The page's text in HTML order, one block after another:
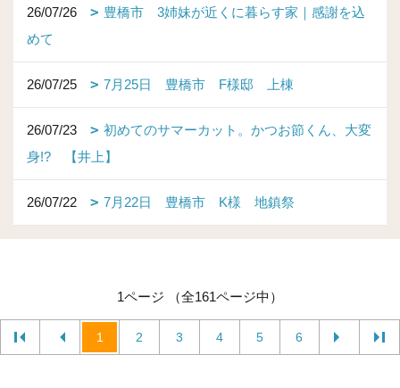
26/07/26
豊橋市 3姉妹が近くに暮らす家｜感謝を込
めて
26/07/25 7月25日 豊橋市 F様邸 上棟
26/07/23
初めてのサマーカット。かつお節くん、大変
身!? 【井上】
26/07/22 7月22日 豊橋市 K様 地鎮祭
1ページ （全161ページ中）
1 2 3 4 5 6